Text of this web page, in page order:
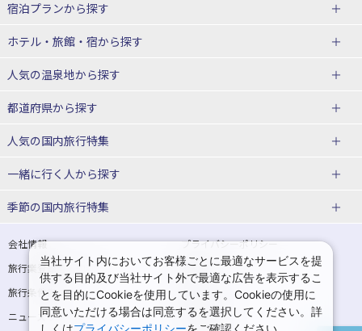
宿泊プランから探す
北海道
東北
青森県
宮城県
山形県
関東
埼玉県 千葉県
茨城県 栃木県
ホテル・旅館・宿から探す
北海道ホテル・旅館
青森県ホテル・旅館
宮城県ホテル・旅館
山形県ホテル・旅館
東京都ホテル・旅館 神奈川県ホテル・旅館
埼玉県ホテル・旅館 千葉県ホテル・旅館
人気の温泉地から探す
北海道
湯の川温泉(北海道)
十勝川温泉(北海道)
洞爺湖温泉(北海道)
層雲峡温泉(北海道)
東北
花巻温泉(岩手) 蔵王温泉(山形)
都道府県から探す
北海道旅行・ツアー
東北
青森旅行・ツアー 岩手旅行・ツアー
宮城旅行・ツアー 秋田旅行・ツアー
山形旅行・ツアー 福島旅行・ツアー
人気の国内旅行特集
東京ディズニーリゾート®への旅
ユニバーサル・スタジオ・ジャパ
一緒に行く人から探す
一人旅 国内版
カップル・夫婦旅行 国内版 女子旅 国内版
卒業旅行・学生旅行 国内版
季節の国内旅行特集
桜・お花見特集
ゴールデンウィーク（GW）の国内
旅行
夏休み・お盆の国内旅行 7月の国内旅行
8月の国内旅行 9月の国内旅行
会社情報
プライバシーポリシー
旅行業登録票・約款
規約集
旅行条件書
商標について
ニュースリリース
採用情報
当社サイト内においてお客様ごとに最適なサービスを提
供する目的及び当社サイト外で最適な広告を表示するこ
とを目的にCookieを使用しています。Cookieの使用に
同意いただける場合は同意するを選択してください。詳
しくはプライバシーポリシーをご確認ください。